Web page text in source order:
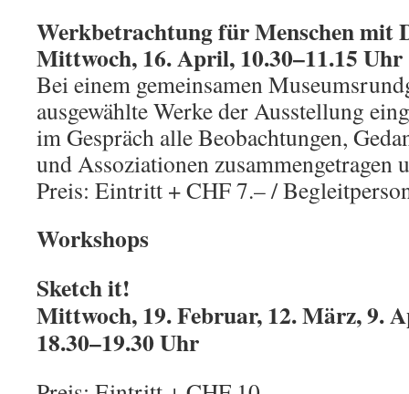
Werkbetrachtung für Menschen mit
Mittwoch, 16. April, 10.30–11.15 Uhr
Bei einem gemeinsamen
ausgewählte Werke der Ausstellung
im Gespräch alle Beobachtungen,
und Assoziationen zusammengetragen
Preis: Eintritt + CHF 7.– /
Workshops
Sketch it!
Mittwoch, 19. Februar, 12. März, 9.
18.30–19.30 Uhr